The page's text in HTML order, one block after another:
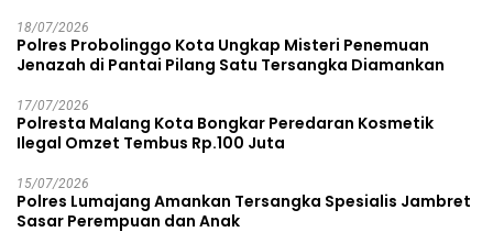
18/07/2026
Polres Probolinggo Kota Ungkap Misteri Penemuan
Jenazah di Pantai Pilang Satu Tersangka Diamankan
17/07/2026
Polresta Malang Kota Bongkar Peredaran Kosmetik
Ilegal Omzet Tembus Rp.100 Juta
15/07/2026
Polres Lumajang Amankan Tersangka Spesialis Jambret
Sasar Perempuan dan Anak